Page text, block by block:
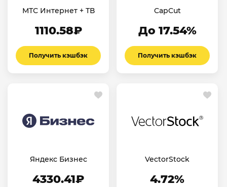
МТС Интернет + ТВ
1110.58₽
Получить кэшбэк
CapCut
До 17.54%
Получить кэшбэк
Яндекс Бизнес
4330.41₽
VectorStock
4.72%